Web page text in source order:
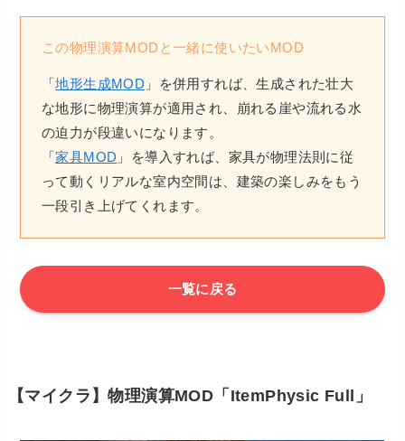
この物理演算MODと一緒に使いたいMOD
「地形生成MOD 」を併用すれば、生成された壮大
な地形に物理演算が適用され、崩れる崖や流れる水
の迫力が段違いになります。
「家具MOD 」を導入すれば、家具が物理法則に従
って動くリアルな室内空間は、建築の楽しみをもう
一段引き上げてくれます。
一覧に戻る
【マイクラ】物理演算MOD「ItemPhysic Full」